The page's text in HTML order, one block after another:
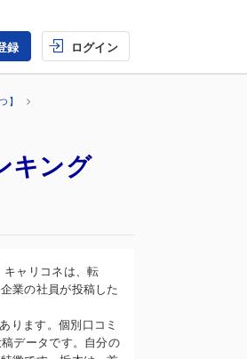
録 ログイン
】
キング
ャリコネは、転
業の社員が投稿した
ります。個別口コミ
データです。自分の